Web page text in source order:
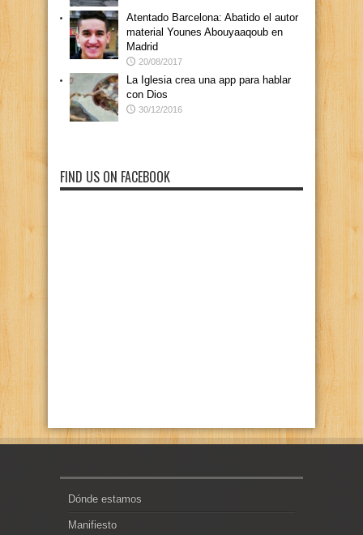
Atentado Barcelona: Abatido el autor
material Younes Abouyaaqoub en
Madrid
20/08/2017
La Iglesia crea una app para hablar
con Dios
30/12/2016
FIND US ON FACEBOOK
Dónde estamos
Manifiesto